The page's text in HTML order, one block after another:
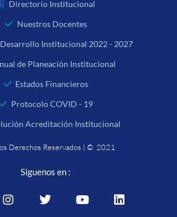
Directorio Institucional
Nuestros Docentes
Desarrollo Institucional 2022 - 2027
de Planeación Institucional
Estados Financieros
Protocolo COVID - 19
Acreditación Institucional
Derechos Reservados | © 2021
Síguenos en :